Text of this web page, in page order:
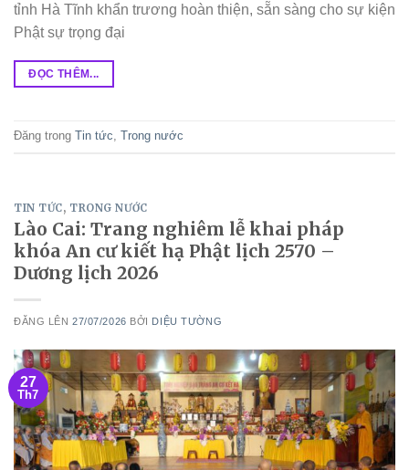
tỉnh Hà Tĩnh khẩn trương hoàn thiện, sẵn sàng cho sự kiện
Phật sự trọng đại
ĐỌC THÊM...
Đăng trong Tin tức, Trong nước
TIN TỨC, TRONG NƯỚC
Lào Cai: Trang nghiêm lễ khai pháp
khóa An cư kiết hạ Phật lịch 2570 –
Dương lịch 2026
ĐĂNG LÊN27/07/2026 BỞI DIỆU TƯỜNG
27
Th7